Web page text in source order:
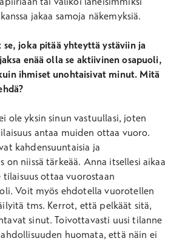
jakaa samoja näkemyksiä.
joka pitää yhteyttä ystäviin ja
enää olla se aktiivinen osapuoli,
ihmiset unohtaisivat minut. Mitä
ole yksin sinun vastuullasi, joten
antaa muiden ottaa vuoro.
kahdensuuntaisia ja
on niissä tärkeää. Anna itsellesi aikaa
ottaa vuorostaan
Voit myös ehdotella vuorotellen
tms. Kerrot, että pelkäät sitä,
sinut. Toivottavasti uusi tilanne
huomata, että näin ei